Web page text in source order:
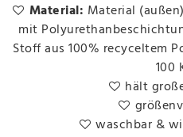
Material: Material
mit
Stoff aus 100% recyceltem
100
hält
waschbar &